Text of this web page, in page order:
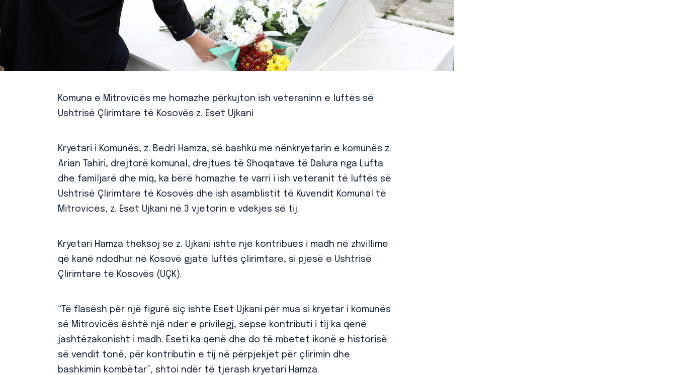
Komuna e Mitrovicës me homazhe përkujton ish veteraninn e luftës së
Ushtrisë Çlirimtare të Kosovës z. Eset Ujkani
Kryetari i Komunës, z. Bedri Hamza, së bashku me nënkryetarin e komunës z.
Arian Tahiri, drejtorë komunal, drejtues të Shoqatave të Dalura nga Lufta
dhe familjarë dhe miq, ka bërë homazhe te varri i ish veteranit të luftës së
Ushtrisë Çlirimtare të Kosovës dhe ish asamblistit të Kuvendit Komunal të
Mitrovicës, z. Eset Ujkani në 3 vjetorin e vdekjes së tij.
Kryetari Hamza theksoj se z. Ujkani ishte një kontribues i madh në zhvillime
që kanë ndodhur në Kosovë gjatë luftës çlirimtare, si pjesë e Ushtrisë
Çlirimtare të Kosovës (UÇK).
“Të flasësh për një figurë siç ishte Eset Ujkani për mua si kryetar i komunës
së Mitrovicës është një nder e privilegj, sepse kontributi i tij ka qenë
jashtëzakonisht i madh. Eseti ka qenë dhe do të mbetet ikonë e historisë
së vendit tonë, për kontributin e tij në përpjekjet për çlirimin dhe
bashkimin kombëtar”, shtoi ndër të tjerash kryetari Hamza.